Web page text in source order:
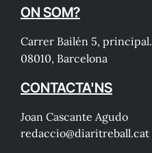
ON SOM?
Carrer Bailén 5, principal.
08010, Barcelona
CONTACTA'NS
Joan Cascante Agudo
redaccio@diaritreball.cat